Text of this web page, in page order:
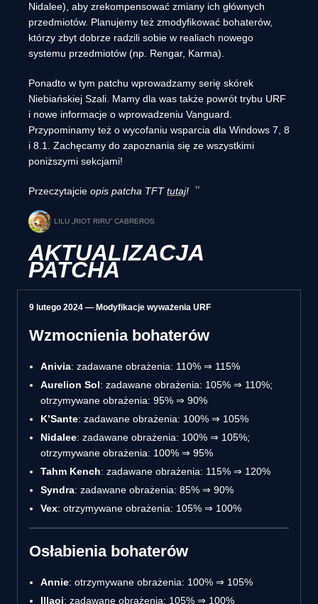
Nidalee), aby zrekompensować zmiany ich głównych
przedmiotów. Planujemy też zmodyfikować bohaterów,
którzy zbyt dobrze radzili sobie w realiach nowego
systemu przedmiotów (np. Rengar, Karma).
Ponadto w tym patchu wprowadzamy serię skórek
Niebiańskiej Szali. Mamy dla was także powrót trybu URF
i nowe informacje o wprowadzeniu Vanguard.
Przypominamy też o wycofaniu wsparcia dla Windows 7, 8
i 8.1. Zachęcamy do zapoznania się ze wszystkimi
poniższymi sekcjami!
Przeczytajcie opis patcha TFTtutaj!
LILU „RIOT RIRU” CABREROS
AKTUALIZACJA
PATCHA
9 lutego 2024 — Modyfikacje wyważenia URF
Wzmocnienia bohaterów
Anivia: zadawane obrażenia: 110% ⇒ 115%
Aurelion Sol: zadawane obrażenia: 105% ⇒ 110%;
otrzymywane obrażenia: 95% ⇒ 90%
K’Sante: zadawane obrażenia: 100% ⇒ 105%
Nidalee: zadawane obrażenia: 100% ⇒ 105%;
otrzymywane obrażenia: 100% ⇒ 95%
Tahm Kench: zadawane obrażenia: 115% ⇒ 120%
Syndra: zadawane obrażenia: 85% ⇒ 90%
Vex: otrzymywane obrażenia: 105% ⇒ 100%
Osłabienia bohaterów
Annie: otrzymywane obrażenia: 100% ⇒ 105%
Illaoi: zadawane obrażenia: 105% ⇒ 100%